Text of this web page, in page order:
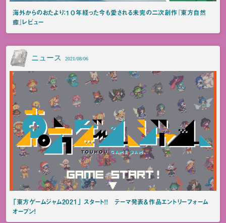
海外からのおたより：１０年経った今も愛される未完の二次創作『東方自然
癒』レビュー
ニュース 2021/08/06
「東方ゲームジャム2021」 スタート！！ テーマ発表＆作品エントリーフォーム
オープン！